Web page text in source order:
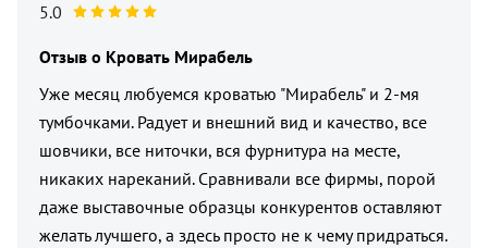
5.0
Отзыв о Кровать Мирабель
Уже месяц любуемся кроватью "Мирабель" и 2-мя
тумбочками. Радует и внешний вид и качество, все
шовчики, все ниточки, вся фурнитура на месте,
никаких нареканий. Сравнивали все фирмы, порой
даже выставочные образцы конкурентов оставляют
желать лучшего, а здесь просто не к чему придраться.